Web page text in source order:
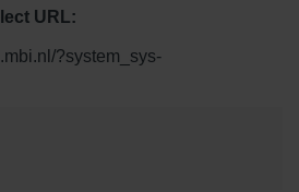
URL:
?system_sys-